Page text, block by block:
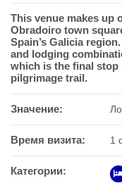
This venue makes up
Obradoiro town
Spain’s Galicia
and lodging
which is the final stop
pilgrimage trail.
Значение:
Время визита: 1
Категории: